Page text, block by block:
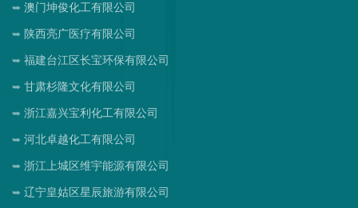
澳门坤俊化工有限公司
陕西亮广医疗有限公司
福建台江区长宝环保有限公司
甘肃杉隆文化有限公司
浙江嘉兴宝利化工有限公司
河北卓越化工有限公司
浙江上城区维宇能源有限公司
辽宁皇姑区星辰旅游有限公司